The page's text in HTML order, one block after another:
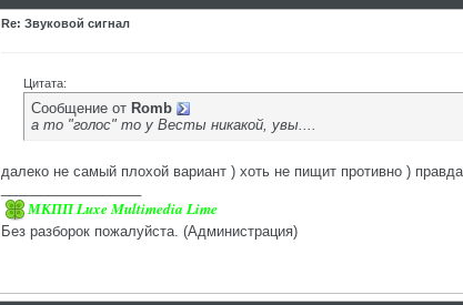
Re: Звуковой сигнал
Цитата:
Сообщение от Romb
а то "голос" то у Весты никакой, увы....
далеко не самый плохой вариант ) хоть не пищит противно )
МКПП Luxe Multimedia Lime
Без разборок пожалуйста. (Администрация)